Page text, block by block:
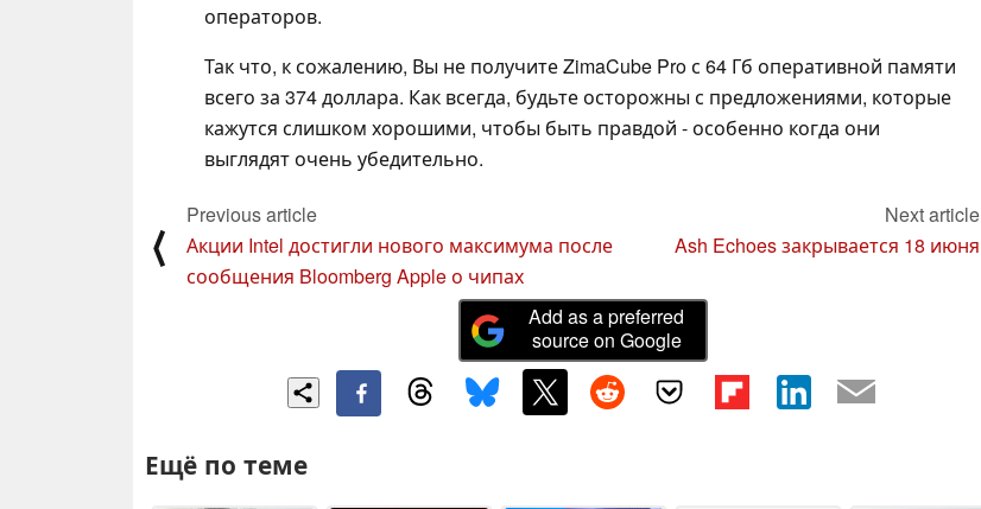
операторов.
Так что, к сожалению, Вы не получите ZimaCube Pro с 64 Гб оперативной памяти
всего за 374 доллара. Как всегда, будьте осторожны с предложениями, которые
кажутся слишком хорошими, чтобы быть правдой - особенно когда они
выглядят очень убедительно.
⟨
Previous article
Акции Intel достигли нового максимума после
сообщения Bloomberg Apple о чипах
Next article
Ash Echoes закрывается 18 июня
Add as a preferred
source on Google
Ещё по теме